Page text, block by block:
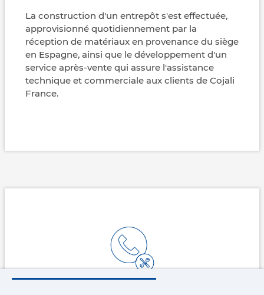
La construction d'un entrepôt s'est effectuée,
approvisionné quotidiennement par la
réception de matériaux en provenance du siège
en Espagne, ainsi que le développement d'un
service après-vente qui assure l'assistance
technique et commerciale aux clients de Cojali
France.